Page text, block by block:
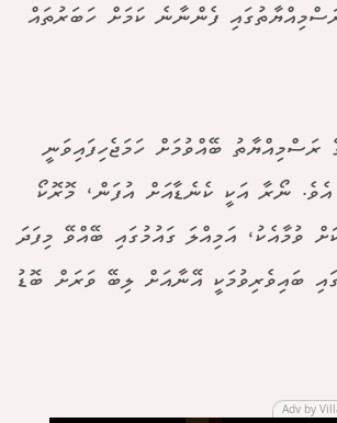
ފެންނާނެ ކަމަށް ހަބަރުތައް
ރަސްމިއްޔާތު ބޭއްވުމަށް ހަމަޖެހިފައިވަނީ
ނޯރާ އަކީ ކެނެޑާއަށް އުފަން، މޮރޮކޯ
ވުމާއެކު، އަމިއްލަ ގައުމުގައި ބޭއްވޭ މިފަދަ
ބައިވެރިވުމަކީ އޭނާއަށް ލިބޭ ވަރަށް ބޮޑު
Adv by